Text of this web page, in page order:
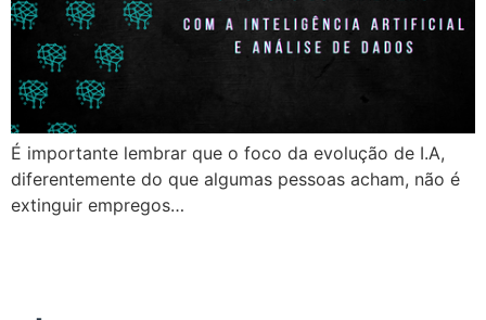
É importante lembrar que o foco da evolução de I.A,
diferentemente do que algumas pessoas acham, não é
extinguir empregos…